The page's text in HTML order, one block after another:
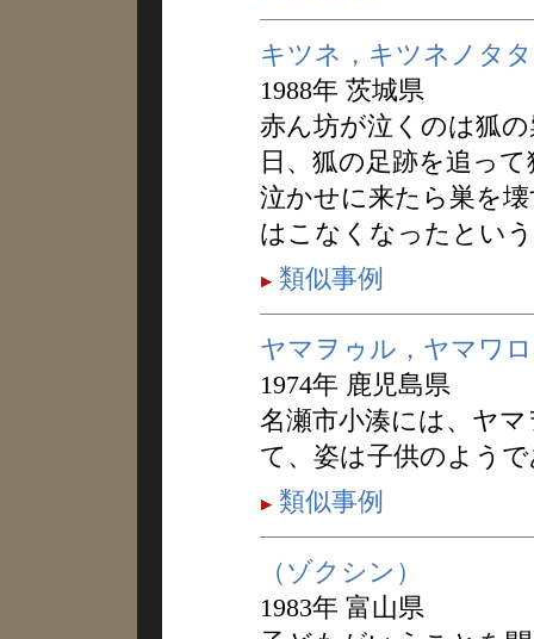
キツネ，キツネノタ
1988年 茨城県
赤ん坊が泣くのは狐
日、狐の足跡を追っ
泣かせに来たら巣を
はこなくなったとい
類似事例
ヤマヲゥル，ヤマワ
1974年 鹿児島県
名瀬市小湊には、ヤ
て、姿は子供のよう
類似事例
（ゾクシン）
1983年 富山県